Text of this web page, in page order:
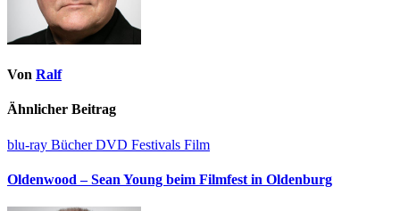
Von Ralf
Ähnlicher Beitrag
blu-ray BücherDVD Festivals Film
Oldenwood – Sean Young beim Filmfest in Oldenburg